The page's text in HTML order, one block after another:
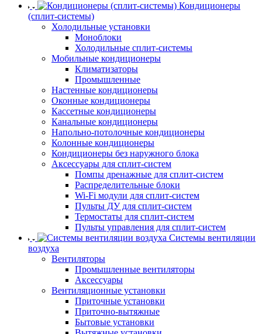
Кондиционеры
(сплит-системы)
Холодильные установки
Моноблоки
Холодильные сплит-системы
Мобильные кондиционеры
Климатизаторы
Промышленные
Настенные кондиционеры
Оконные кондиционеры
Кассетные кондиционеры
Канальные кондиционеры
Напольно-потолочные кондиционеры
Колонные кондиционеры
Кондиционеры без наружного блока
Аксессуары для сплит-систем
Помпы дренажные для сплит-систем
Распределительные блоки
Wi-Fi модули для сплит-систем
Пульты ДУ для сплит-систем
Термостаты для сплит-систем
Пульты управления для сплит-систем
Системы вентиляции
воздуха
Вентиляторы
Промышленные вентиляторы
Аксессуары
Вентиляционные установки
Приточные установки
Приточно-вытяжные
Бытовые установки